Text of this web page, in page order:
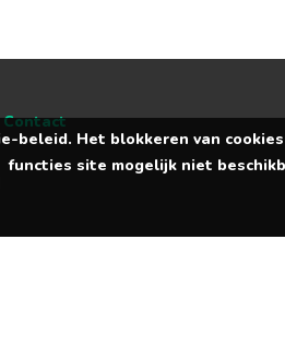
Contact
beleid. Het blokkeren van
functies site mogelijk niet